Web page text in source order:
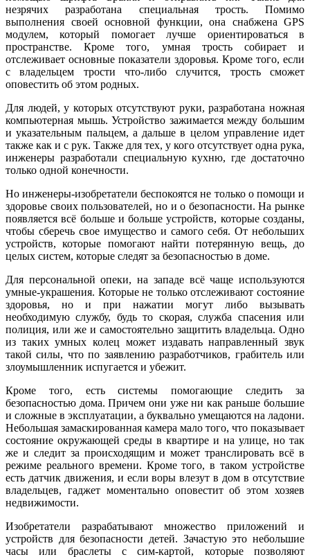
незрячих разработана специальная трость. Помимо
выполнения своей основной функции, она снабжена GPS
модулем, который помогает лучше ориентироваться в
пространстве. Кроме того, умная трость собирает и
отслеживает основные показатели здоровья. Кроме того, если
с владельцем трости что-либо случится, трость сможет
оповестить об этом родных.
Для людей, у которых отсутствуют руки, разработана ножная
компьютерная мышь. Устройство зажимается между большим
и указательным пальцем, а дальше в целом управление идет
также как и с рук. Также для тех, у кого отсутствует одна рука,
инженеры разработали специальную кухню, где достаточно
только одной конечности.
Но инженеры-изобретатели беспокоятся не только о помощи и
здоровье своих пользователей, но и о безопасности. На рынке
появляется всё больше и больше устройств, которые созданы,
чтобы сберечь свое имущество и самого себя. От небольших
устройств, которые помогают найти потерянную вещь, до
целых систем, которые следят за безопасностью в доме.
Для персональной опеки, на западе всё чаще используются
умные-украшения. Которые не только отслеживают состояние
здоровья, но и при нажатии могут либо вызывать
необходимую службу, будь то скорая, служба спасения или
полиция, или же и самостоятельно защитить владельца. Одно
из таких умных колец может издавать направленный звук
такой силы, что по заявлению разработчиков, грабитель или
злоумышленник испугается и убежит.
Кроме того, есть системы помогающие следить за
безопасностью дома. Причем они уже ни как раньше большие
и сложные в эксплуатации, а буквально умещаются на ладони.
Небольшая замаскированная камера мало того, что показывает
состояние окружающей среды в квартире и на улице, но так
же и следит за происходящим и может транслировать всё в
режиме реального времени. Кроме того, в таком устройстве
есть датчик движения, и если воры влезут в дом в отсутствие
владельцев, гаджет моментально оповестит об этом хозяев
недвижимости.
Изобретатели разрабатывают множество приложений и
устройств для безопасности детей. Зачастую это небольшие
часы или браслеты с сим-картой, которые позволяют